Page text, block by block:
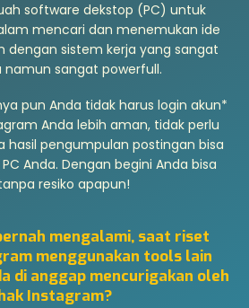
software dekstop (PC) untuk
mencari dan menemukan ide
dengan sistem kerja yang sangat
namun sangat powerfull.
pun Anda tidak harus login akun*
Anda lebih aman, tidak perlu
hasil pengumpulan postingan bisa
Anda. Dengan begini Anda bisa
resiko apapun!
mengalami, saat riset
menggunakan tools lain
di anggap mencurigakan oleh
Instagram?